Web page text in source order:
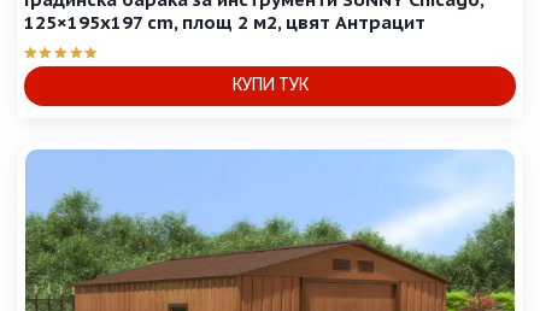
125×195х197 cm, площ 2 м2, цвят Антрацит
Оценено с
5.00
от 5
КУПИ ТУК